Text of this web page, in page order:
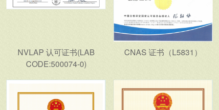
NVLAP 认可证书(LAB
CODE:500074-0)
CNAS 证书（L5831）